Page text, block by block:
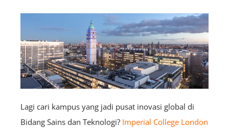
Lagi cari kampus yang jadi pusat inovasi global di
Bidang Sains dan Teknologi? Imperial College London